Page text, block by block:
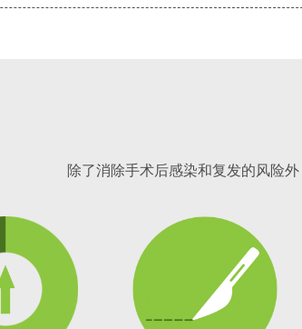
除了消除手术后感染和复发的风险